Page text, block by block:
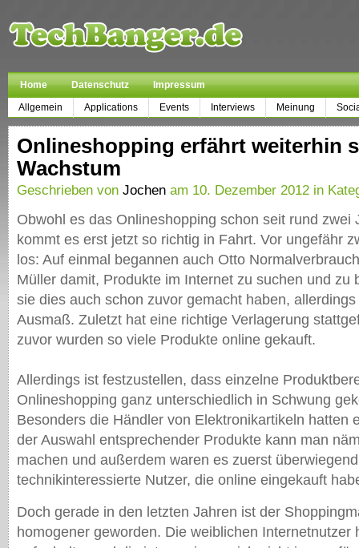
Home Datenschutz
Impressum
Allgemein
Applications Events Interviews Meinung
Onlineshopping erfährt weiterhin
Wachstum
Geschrieben von Jochen am 10. Dezember 2012 in
Obwohl es das Onlineshopping schon seit rund zwei
kommt es erst jetzt so richtig in Fahrt. Vor ungefähr
los: Auf einmal begannen auch Otto
Müller damit, Produkte im Internet zu suchen und zu
sie dies auch schon zuvor gemacht haben,
Ausmaß. Zuletzt hat eine richtige Verlagerung
zuvor wurden so viele Produkte online gekauft.
Allerdings ist festzustellen, dass einzelne
Onlineshopping ganz unterschiedlich in Schwung
Besonders die Händler von Elektronikartikeln hatten
der Auswahl entsprechender Produkte kann man
machen und außerdem waren es zuerst
technikinteressierte Nutzer, die online eingekauft
Doch gerade in den letzten Jahren ist der
homogener geworden. Die weiblichen Internetnutzer